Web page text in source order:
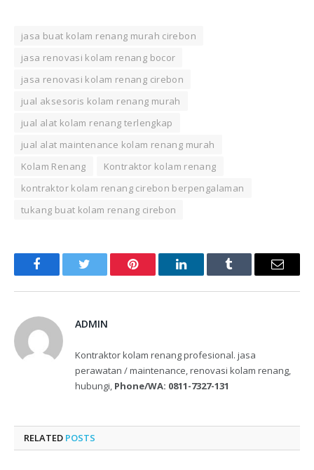
jasa buat kolam renang murah cirebon
jasa renovasi kolam renang bocor
jasa renovasi kolam renang cirebon
jual aksesoris kolam renang murah
jual alat kolam renang terlengkap
jual alat maintenance kolam renang murah
Kolam Renang
Kontraktor kolam renang
kontraktor kolam renang cirebon berpengalaman
tukang buat kolam renang cirebon
FacebookTwitter Pinterest LinkedInTumblr Email
ADMIN
Kontraktor kolam renang profesional. jasa
perawatan / maintenance, renovasi kolam renang,
hubungi, Phone/WA: 0811-7327-131
RELATED POSTS